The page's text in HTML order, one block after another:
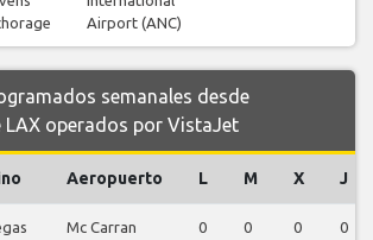
Airport (ANC)
semanales desde
operados por VistaJet
Aeropuerto L M X J
Mc Carran
0 0 0 0